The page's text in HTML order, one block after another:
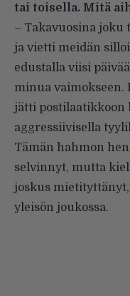
tai toisella. Mitä
– Takavuosina joku
ja vietti meidän
edustalla viisi
minua vaimokseen.
jätti
aggressiivisella
Tämän hahmon
selvinnyt, mutta
joskus
yleisön joukossa.